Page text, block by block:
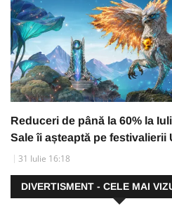
Reduceri de până la 60% la
Sale îi așteaptă pe festivalierii
31 Iulie 16:18
DIVERTISMENT - CELE MAI